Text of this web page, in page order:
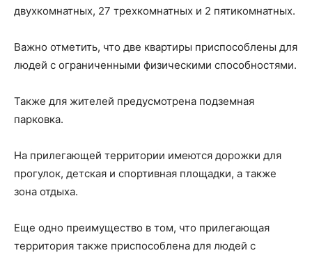
двухкомнатных, 27 трехкомнатных и 2 пятикомнатных.
Важно отметить, что две квартиры приспособлены для
людей с ограниченными физическими способностями.
Также для жителей предусмотрена подземная
парковка.
На прилегающей территории имеются дорожки для
прогулок, детская и спортивная площадки, а также
зона отдыха.
Еще одно преимущество в том, что прилегающая
территория также приспособлена для людей с